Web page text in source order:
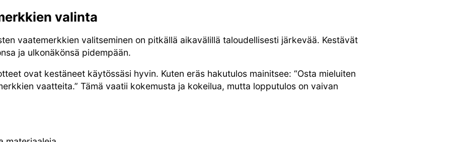
valinta
vaatemerkkien valitseminen on pitkällä aikavälillä taloudellisesti järkevää. Kestävät
ja ulkonäkönsä pidempään.
ovat kestäneet käytössäsi hyvin. Kuten eräs hakutulos mainitsee: “Osta mieluiten
vaatteita.” Tämä vaatii kokemusta ja kokeilua, mutta lopputulos on vaivan